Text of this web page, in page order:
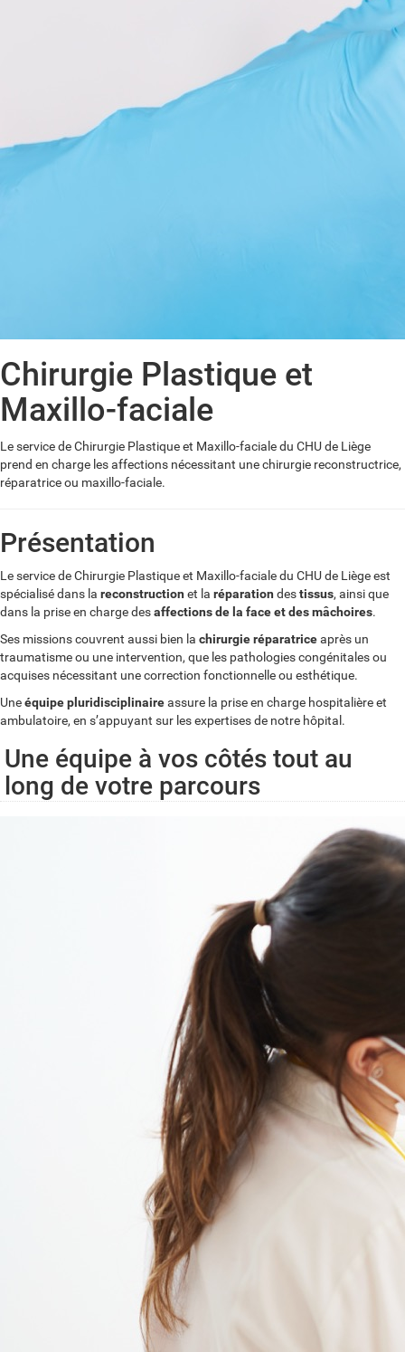
Chirurgie Plastique et
Maxillo-faciale
Le service de Chirurgie Plastique et Maxillo-faciale du CHU de Liège
prend en charge les affections nécessitant une chirurgie reconstructrice,
réparatrice ou maxillo-faciale.
Présentation
Le service de Chirurgie Plastique et Maxillo-faciale du CHU de Liège est
spécialisé dans la reconstruction et la réparation destissus, ainsi que
dans la prise en charge desaffections de la face et des mâchoires.
Ses missions couvrent aussi bien la chirurgie réparatriceaprès un
traumatisme ou une intervention, que les pathologies congénitales ou
acquises nécessitant une correction fonctionnelle ou esthétique.
Uneéquipe pluridisciplinaireassure la prise en charge hospitalière et
ambulatoire, en s’appuyant sur les expertises de notre hôpital.
Une équipe à vos côtés tout au
long de votre parcours